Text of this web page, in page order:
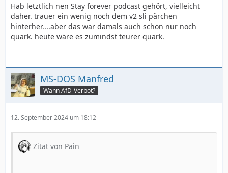
Hab letztlich nen Stay forever podcast gehört, vielleicht
daher. trauer ein wenig noch dem v2 sli pärchen
hinterher....aber das war damals auch schon nur noch
quark. heute wäre es zumindst teurer quark.
MS-DOS Manfred
Wann AfD-Verbot?
12. September 2024 um 18:12
Zitat von Pain